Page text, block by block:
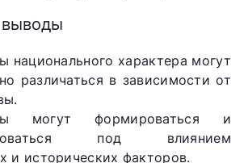
национального характера могут
различаться в зависимости от
могут формироваться и
под влиянием
и исторических факторов.